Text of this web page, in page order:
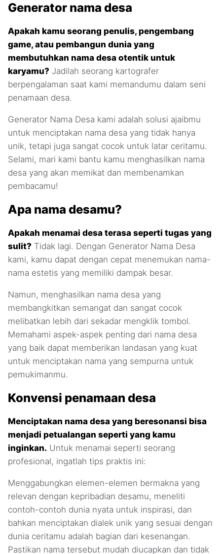
Generator nama desa
Apakah kamu seorang penulis, pengembang
game, atau pembangun dunia yang
membutuhkan nama desa otentik untuk
karyamu? Jadilah seorang kartografer
berpengalaman saat kami memandumu dalam seni
penamaan desa.
Generator Nama Desa kami adalah solusi ajaibmu
untuk menciptakan nama desa yang tidak hanya
unik, tetapi juga sangat cocok untuk latar ceritamu.
Selami, mari kami bantu kamu menghasilkan nama
desa yang akan memikat dan membenamkan
pembacamu!
Apa nama desamu?
Apakah menamai desa terasa seperti tugas yang
sulit? Tidak lagi. Dengan Generator Nama Desa
kami, kamu dapat dengan cepat menemukan nama-
nama estetis yang memiliki dampak besar.
Namun, menghasilkan nama desa yang
membangkitkan semangat dan sangat cocok
melibatkan lebih dari sekadar mengklik tombol.
Memahami aspek-aspek penting dari nama desa
yang baik dapat memberikan landasan yang kuat
untuk menciptakan nama yang sempurna untuk
pemukimanmu.
Konvensi penamaan desa
Menciptakan nama desa yang beresonansi bisa
menjadi petualangan seperti yang kamu
inginkan. Untuk menamai seperti seorang
profesional, ingatlah tips praktis ini:
Menggabungkan elemen-elemen bermakna yang
relevan dengan kepribadian desamu, meneliti
contoh-contoh dunia nyata untuk inspirasi, dan
bahkan menciptakan dialek unik yang sesuai dengan
dunia ceritamu adalah bagian dari kesenangan.
Pastikan nama tersebut mudah diucapkan dan tidak